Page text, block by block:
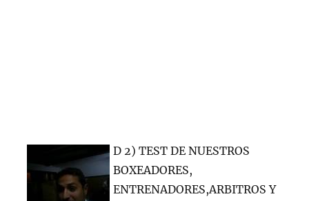
D 2) TEST DE NUESTROS
BOXEADORES,
ENTRENADORES,ARBITROS Y